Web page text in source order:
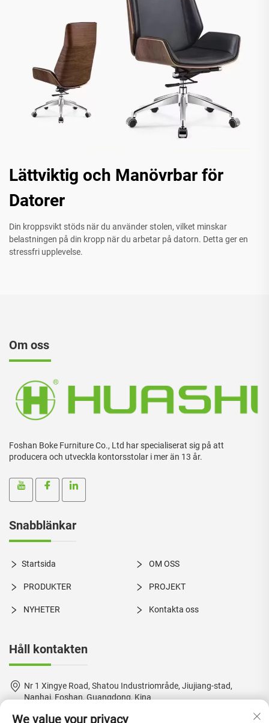
Lättviktig och Manövrbar för
Datorer
Din kroppsvikt stöds när du använder stolen, vilket minskar
belastningen på din kropp när du arbetar på datorn. Detta ger en
stressfri upplevelse.
Om oss
Foshan Boke Furniture Co., Ltd har specialiserat sig på att
producera och utveckla kontorsstolar i mer än 13 år.
Snabblänkar
Startsida OM OSS
PRODUKTER PROJEKT
NYHETER Kontakta oss
Håll kontakten
Nr 1 Xingye Road, Shatou Industriområde, Jiujiang-stad,
Nanhai, Foshan, Guangdong, Kina
+86-18924550960
We value your privacy